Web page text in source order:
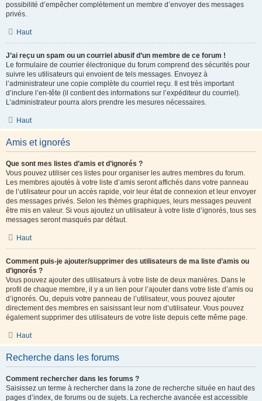
possibilité d’empêcher complètement un membre d’envoyer des messages
privés.
Haut
J’ai reçu un spam ou un courriel abusif d’un membre de ce forum !
Le formulaire de courrier électronique du forum comprend des sécurités pour
suivre les utilisateurs qui envoient de tels messages. Envoyez à
l’administrateur une copie complète du courriel reçu. Il est très important
d’inclure l’en-tête (il contient des informations sur l’expéditeur du courriel).
L’administrateur pourra alors prendre les mesures nécessaires.
Haut
Amis et ignorés
Que sont mes listes d’amis et d’ignorés ?
Vous pouvez utiliser ces listes pour organiser les autres membres du forum.
Les membres ajoutés à votre liste d’amis seront affichés dans votre panneau
de l’utilisateur pour un accès rapide, voir leur état de connexion et leur envoyer
des messages privés. Selon les thèmes graphiques, leurs messages peuvent
être mis en valeur. Si vous ajoutez un utilisateur à votre liste d’ignorés, tous ses
messages seront masqués par défaut.
Haut
Comment puis-je ajouter/supprimer des utilisateurs de ma liste d’amis ou
d’ignorés ?
Vous pouvez ajouter des utilisateurs à votre liste de deux manières. Dans le
profil de chaque membre, il y a un lien pour l’ajouter dans votre liste d’amis ou
d’ignorés. Ou, depuis votre panneau de l’utilisateur, vous pouvez ajouter
directement des membres en saisissant leur nom d’utilisateur. Vous pouvez
également supprimer des utilisateurs de votre liste depuis cette même page.
Haut
Recherche dans les forums
Comment rechercher dans les forums ?
Saisissez un terme à rechercher dans la zone de recherche située en haut des
pages d’index, de forums ou de sujets. La recherche avancée est accessible